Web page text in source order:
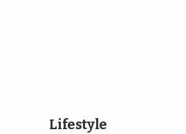
Lifestyle